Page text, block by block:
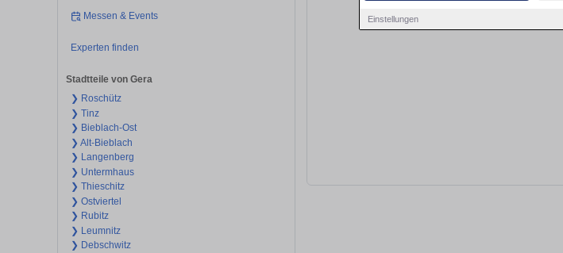
Einstellungen
Messen & Events
Experten finden
Stadtteile von Gera
❯ Roschütz
❯ Tinz
❯ Bieblach-Ost
❯ Alt-Bieblach
❯ Langenberg
❯ Untermhaus
❯ Thieschitz
❯ Ostviertel
❯ Rubitz
❯ Leumnitz
❯ Debschwitz